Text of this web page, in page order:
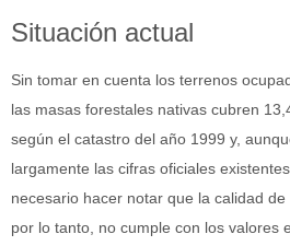
Situación actual
Sin tomar en cuenta los terrenos
las masas forestales nativas cubren
según el catastro del año 1999 y,
largamente las cifras oficiales
necesario hacer notar que la calidad
por lo tanto, no cumple con los valores